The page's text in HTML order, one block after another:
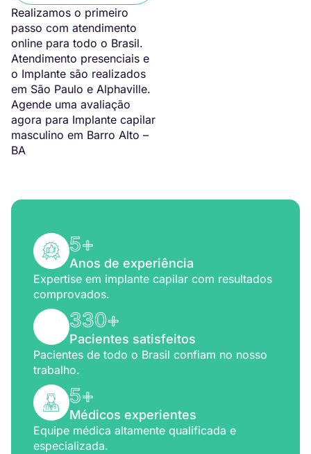
Realizamos o primeiro
passo com atendimento
online para todo o Brasil.
Atendimento presenciais e
o Implante são realizados
em São Paulo e Alphaville.
Agende uma avaliação
agora para Implante capilar
masculino em Barro Alto –
BA
5+
Anos de experiência
Expertise em implante capilar com resultados
comprovados.
330+
Pacientes satisfeitos
Pacientes de todo o Brasil confiam no nosso
trabalho.
5+
Médicos experientes
Equipe médica altamente qualificada e
especializada.